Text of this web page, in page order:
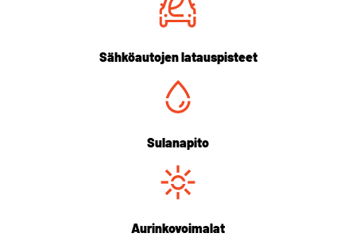
Sähköautojen latauspisteet
Sulanapito
Aurinkovoimalat